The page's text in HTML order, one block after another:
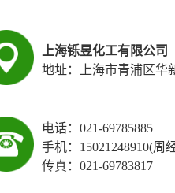
上海铄昱化工有限公司
地址：上海市青浦区华
电话：021-69785885
手机：15021248910(周
传真：021-69783817